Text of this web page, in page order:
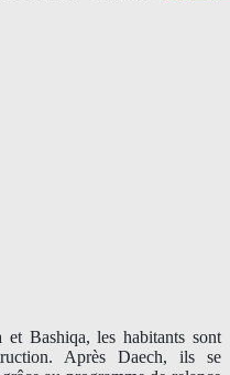
et Bashiqa, les habitants sont
Après Daech, ils se